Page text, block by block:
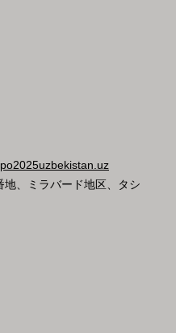
地、ミラバード地区、タシ